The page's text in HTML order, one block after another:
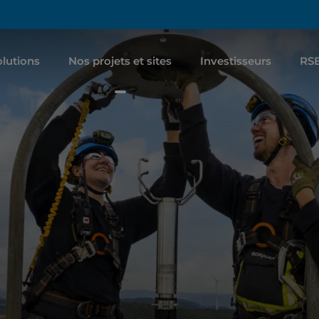
Nos projets et sites Investisseurs